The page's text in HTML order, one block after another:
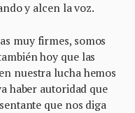
y alcen la voz.
muy firmes, somos
hoy que las
nuestra lucha hemos
haber autoridad que
que nos diga